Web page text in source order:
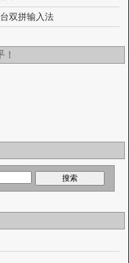
双拼输入法